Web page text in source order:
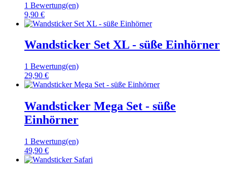
1 Bewertung(en)
9,90 €
Wandsticker Set XL - süße Einhörner
1 Bewertung(en)
29,90 €
Wandsticker Mega Set - süße
Einhörner
1 Bewertung(en)
49,90 €